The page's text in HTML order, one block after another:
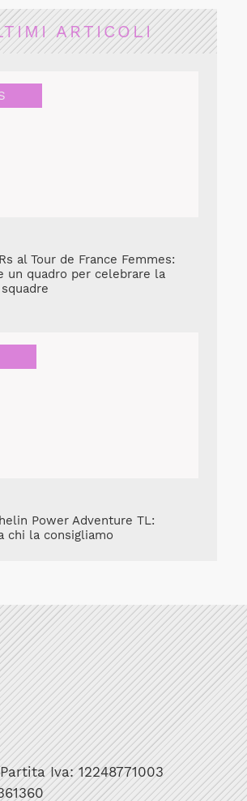
ARTICOLI
al Tour de France Femmes:
un quadro per celebrare la
Power Adventure TL:
chi la consigliamo
Iva: 12248771003